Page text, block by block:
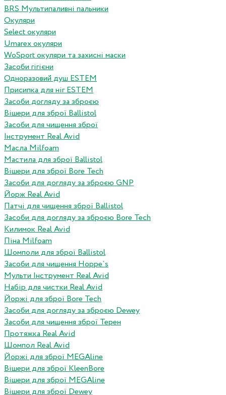
BRS Мультипаливні пальники
Окуляри
Select окуляри
Umarex окуляри
WoSport окуляри та захисні маски
Засоби гігієни
Одноразовий душ ESTEM
Присипка для ніг ESTEM
Засоби догляду за зброєю
Вішери для зброї Ballistol
Засоби для чищення зброї
Інструмент Real Avid
Масла Milfoam
Мастила для зброї Ballistol
Вішери для зброї Bore Tech
Засоби для догляду за зброєю GNP
Йорж Real Avid
Патчі для чищення зброї Ballistol
Засоби для догляду за зброєю Bore Tech
Килимок Real Avid
Піна Milfoam
Шомполи для зброї Ballistol
Засоби для чищення Hoppe`s
Мульти Інструмент Real Avid
Набір для чистки Real Avid
Йоржі для зброї Bore Tech
Засоби для догляду за зброєю Dewey
Засоби для чищення зброї Терен
Протяжка Real Avid
Шомпол Real Avid
Йоржі для зброї MEGAline
Вішери для зброї KleenBore
Вішери для зброї MEGAline
Вішери для зброї Dewey